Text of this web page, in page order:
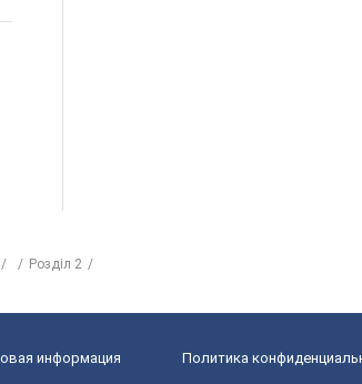
Розділ 2
информация Политика